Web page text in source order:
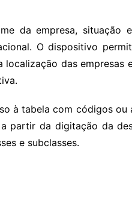
da empresa, situação
O dispositivo
das empresas
à tabela com códigos ou
partir da digitação da
e subclasses.